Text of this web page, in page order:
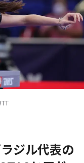
ジル代表の